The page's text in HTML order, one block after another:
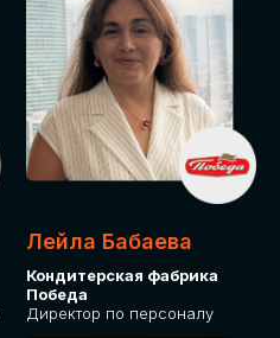
Лейла Бабаева
Кондитерская фабрика
Победа
Директор по персоналу